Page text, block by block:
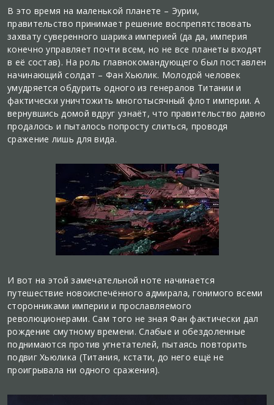
В это время на маленькой планете – Эурии,
правительство принимает решение воспрепятствовать
захвату суверенного шарика империей (да да, империя
конечно управляет почти всем, но не все планеты входят
в её состав). На роль главнокомандующего был поставлен
начинающий солдат – Фан Хьюлик. Молодой человек
умудряется обдурить одного из генералов Титании и
фактически уничтожить многотысячный флот империи. А
вернувшись домой вдруг узнаёт, что правительство давно
продалось и пыталось попросту слиться, проводя
сражение лишь для вида.
И вот на этой замечательной ноте начинается
путешествие новоиспечённого адмирала, гонимого всеми
сторонниками империи и прославляемого
революционерами. Сам того не зная Фан фактически дал
рождение смутному времени. Слабые и обездоленные
поднимаются против угнетателей, пытаясь повторить
подвиг Хьюлика (Титания, кстати, до него ещё не
проигрывала ни одного сражения).